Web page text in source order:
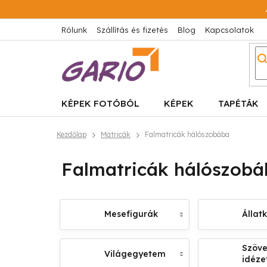
a
tartalomhoz
Rólunk Szállítás és fizetés Blog Kapcsolatok
KÉPEK FOTÓBÓL KÉPEK TAPÉTÁK
Kezdőlap Matricák Falmatricák hálószobába
Falmatricák
Mesefigurák
Világegyetem